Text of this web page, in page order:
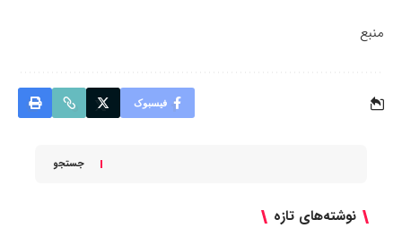
منبع
فیسبوک
جستجو
نوشته‌های تازه